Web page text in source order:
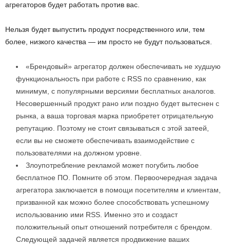
агрегаторов будет работать против вас.
Нельзя будет выпустить продукт посредственного или, тем
более, низкого качества — им просто не будут пользоваться.
«Брендовый» агрегатор должен обеспечивать не худшую
функциональность при работе с RSS по сравнению, как
минимум, с популярными версиями бесплатных аналогов.
Несовершенный продукт рано или поздно будет вытеснен с
рынка, а ваша торговая марка приобретет отрицательную
репутацию. Поэтому не стоит связываться с этой затеей,
если вы не сможете обеспечивать взаимодействие с
пользователями на должном уровне.
Злоупотребление рекламой может погубить любое
бесплатное ПО. Помните об этом. Первоочередная задача
агрегатора заключается в помощи посетителям и клиентам,
призванной как можно более способствовать успешному
использованию ими RSS. Именно это и создаст
положительный опыт отношений потребителя с брендом.
Следующей задачей является продвижение ваших